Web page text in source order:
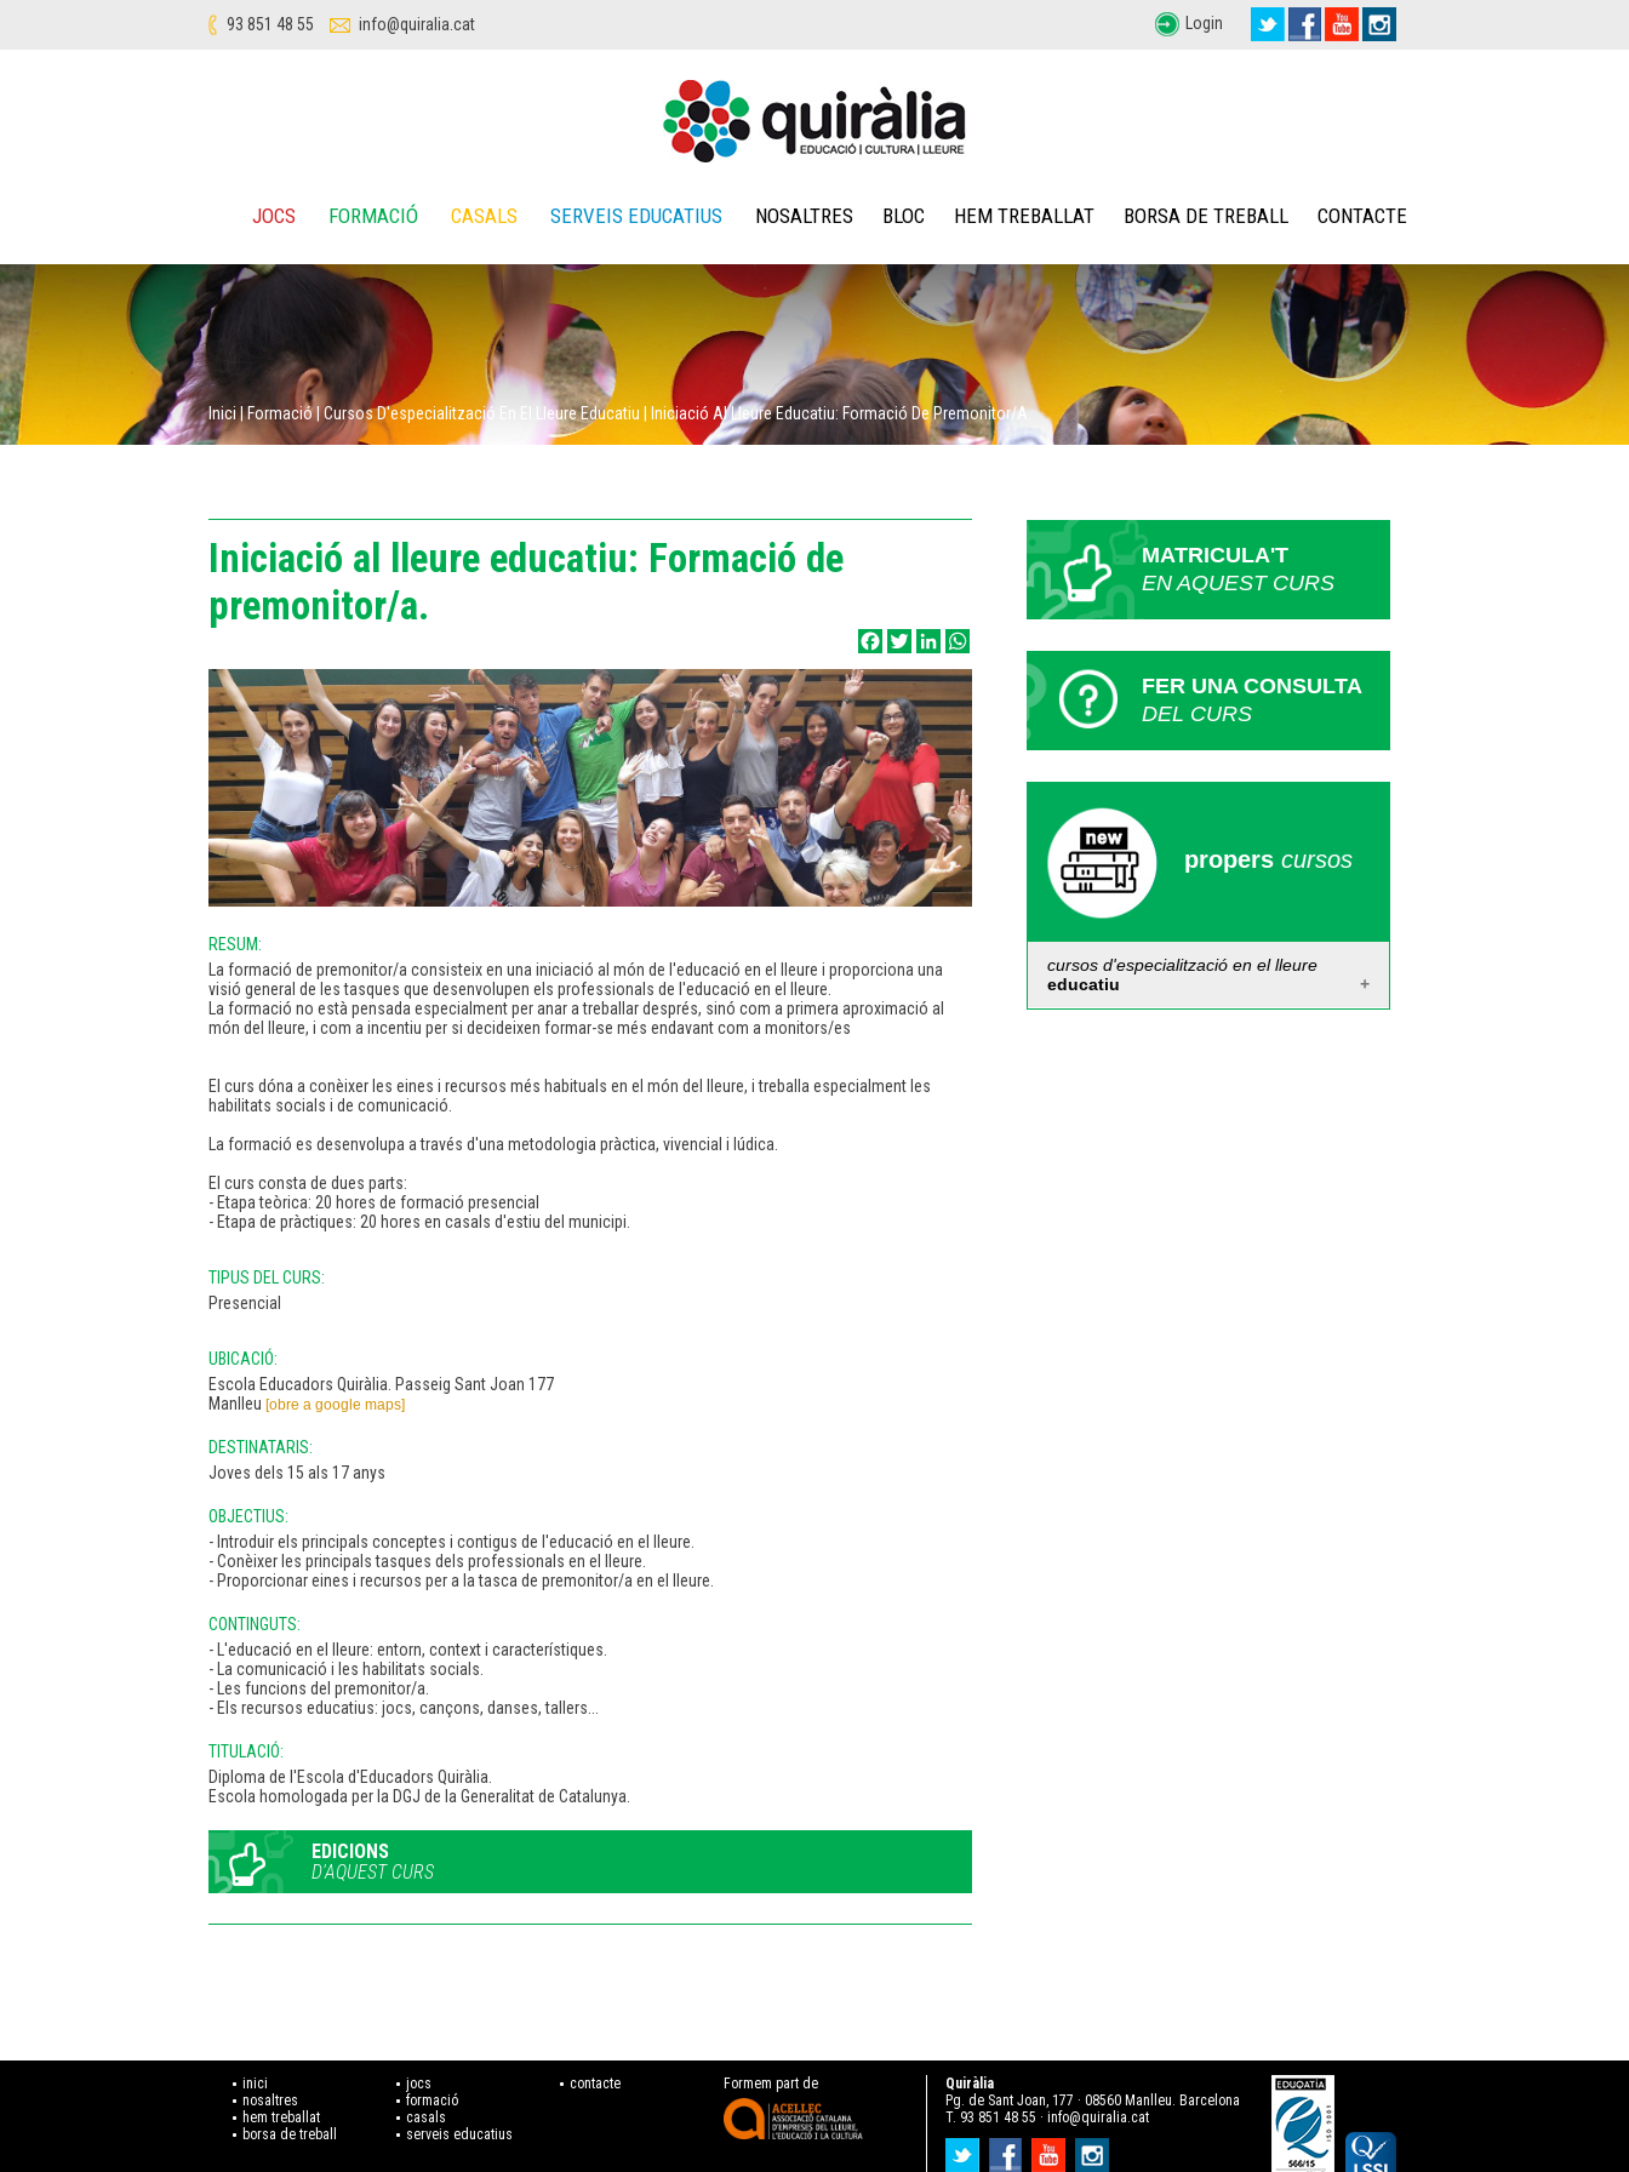
93 851 48 55 info@quiralia.cat Login
JOCS FORMACIÓ CASALS SERVEIS EDUCATIUS NOSALTRES BLOC HEM TREBALLAT BORSA DE TREBALL CONTACTE
Inici|Formació|Cursos D'especialització En El Lleure Educatiu Iniciació Al Lleure Educatiu: Formació De Premonitor/a.
MATRICULA'T
EN AQUEST CURS
FER UNA CONSULTA
DEL CURS
propers cursos
cursos d'especialització en el lleure
educatiu
Iniciació al lleure educatiu: Formació de
premonitor/a.
FacebookTwitterLinkedIn
RESUM:
La formació de premonitor/a consisteix en una iniciació al món de l'educació en el lleure i proporciona una
visió general de les tasques que desenvolupen els professionals de l'educació en el lleure.
La formació no està pensada especialment per anar a treballar després, sinó com a primera aproximació al
món del lleure, i com a incentiu per si decideixen formar-se més endavant com a monitors/es
El curs dóna a conèixer les eines i recursos més habituals en el món del lleure, i treballa especialment les
habilitats socials i de comunicació.
La formació es desenvolupa a través d'una metodologia pràctica, vivencial i lúdica.
El curs consta de dues parts:
- Etapa teòrica: 20 hores de formació presencial
- Etapa de pràctiques: 20 hores en casals d'estiu del municipi.
TIPUS DEL CURS:
Presencial
UBICACIÓ:
Escola Educadors Quiràlia. Passeig Sant Joan 177
Manlleu [obre a google maps]
DESTINATARIS:
Joves dels 15 als 17 anys
OBJECTIUS:
- Introduir els principals conceptes i contigus de l'educació en el lleure.
- Conèixer les principals tasques dels professionals en el lleure.
- Proporcionar eines i recursos per a la tasca de premonitor/a en el lleure.
CONTINGUTS:
- L'educació en el lleure: entorn, context i característiques.
- La comunicació i les habilitats socials.
- Les funcions del premonitor/a.
- Els recursos educatius: jocs, cançons, danses, tallers...
TITULACIÓ:
Diploma de l'Escola d'Educadors Quiràlia.
Escola homologada per la DGJ de la Generalitat de Catalunya.
EDICIONS
D'AQUEST CURS
inici
nosaltres
hem treballat
borsa de treball
jocs
formació
casals
serveis educatius
contacte Formem part de
Quiràlia
Pg. de Sant Joan, 177 · 08560 Manlleu. Barcelona
T. 93 851 48 55 · info@quiralia.cat